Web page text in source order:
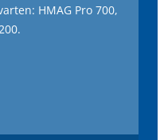
HMAG Pro 700,